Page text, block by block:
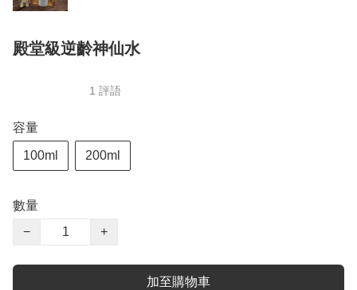
殿堂級逆齡神仙水
1 評語
容量
100ml 200ml
數量
−
+
加至購物車